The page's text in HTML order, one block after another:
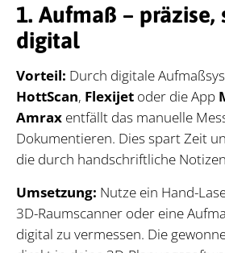
1. Aufmaß –
digital
Vorteil: Durch digitale
HottScan, Flexijet oder die App
Amrax entfällt das manuelle
Dokumentieren. Dies spart Zeit
die durch handschriftliche
Umsetzung: Nutze ein Hand-
3D-Raumscanner oder eine
digital zu vermessen. Die